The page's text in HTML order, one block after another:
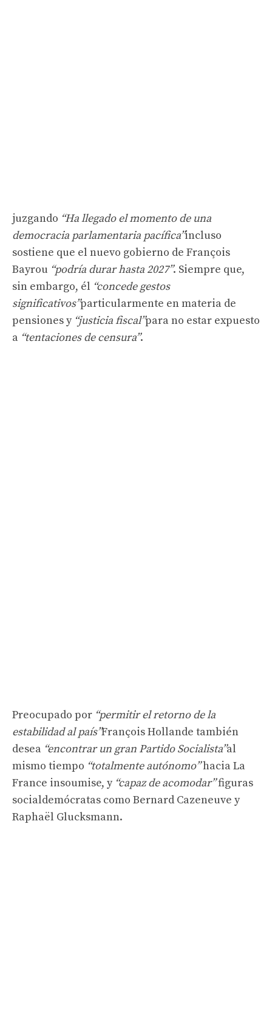
juzgando “Ha llegado el momento de una
democracia parlamentaria pacífica”incluso
sostiene que el nuevo gobierno de François
Bayrou “podría durar hasta 2027”. Siempre que,
sin embargo, él “concede gestos
significativos”particularmente en materia de
pensiones y “justicia fiscal”para no estar expuesto
a “tentaciones de censura”.
Preocupado por “permitir el retorno de la
estabilidad al país”François Hollande también
desea “encontrar un gran Partido Socialista”al
mismo tiempo “totalmente autónomo”hacia La
France insoumise, y “capaz de acomodar”figuras
socialdemócratas como Bernard Cazeneuve y
Raphaël Glucksmann.